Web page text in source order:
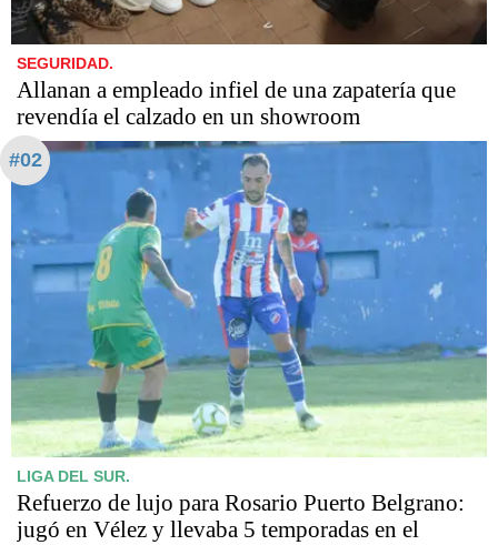
SEGURIDAD.
Allanan a empleado infiel de una zapatería que
revendía el calzado en un showroom
#02
LIGA DEL SUR.
Refuerzo de lujo para Rosario Puerto Belgrano:
jugó en Vélez y llevaba 5 temporadas en el